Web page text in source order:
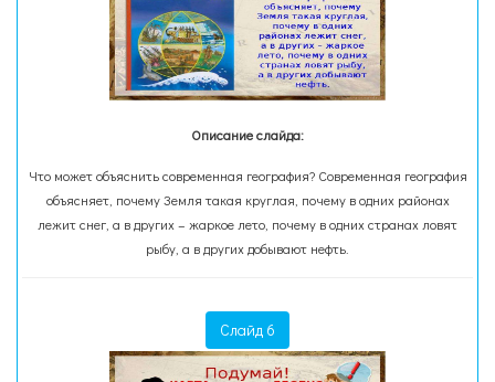
Описание слайда:
Что может объяснить современная география? Современная география
объясняет, почему Земля такая круглая, почему в одних районах
лежит снег, а в других – жаркое лето, почему в одних странах ловят
рыбу, а в других добывают нефть.
Слайд 6